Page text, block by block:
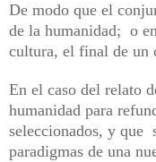
De modo que el
de la humanidad; o
cultura, el final de un
En el caso del relato
humanidad para
seleccionados, y que
paradigmas de una